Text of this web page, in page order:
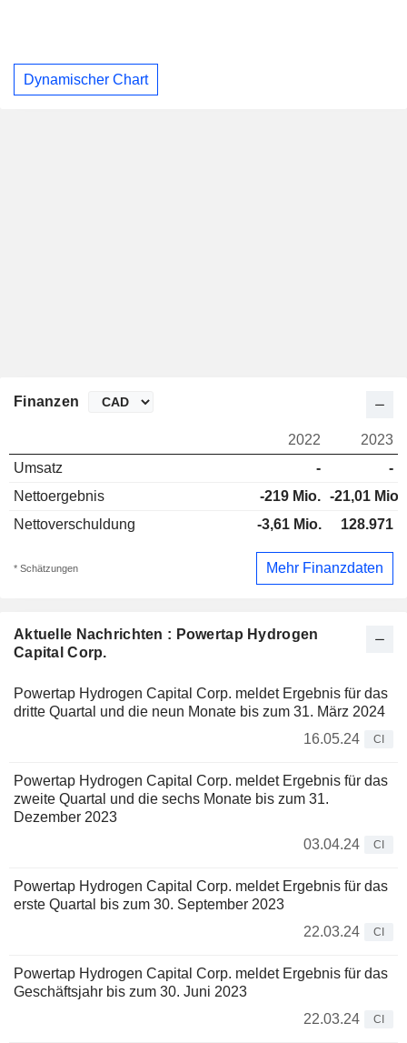
Dynamischer Chart
Aktuelle Nachrichten : Powertap Hydrogen
Capital Corp.
Powertap Hydrogen Capital Corp. meldet Ergebnis für das
dritte Quartal und die neun Monate bis zum 31. März 2024
16.05.24
CI
Powertap Hydrogen Capital Corp. meldet Ergebnis für das
zweite Quartal und die sechs Monate bis zum 31.
Dezember 2023
03.04.24
CI
Powertap Hydrogen Capital Corp. meldet Ergebnis für das
erste Quartal bis zum 30. September 2023
22.03.24
CI
Powertap Hydrogen Capital Corp. meldet Ergebnis für das
Geschäftsjahr bis zum 30. Juni 2023
22.03.24
CI
Finanzen
2022
2023
Umsatz
-
-
Nettoergebnis
-219 Mio. -21,01 Mio.
Nettoverschuldung
-3,61 Mio. 128.971
* Schätzungen Mehr Finanzdaten